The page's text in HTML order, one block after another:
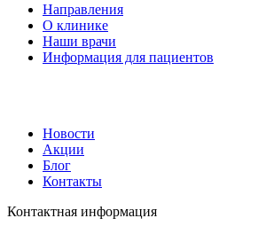
Направления
О клинике
Наши врачи
Информация для пациентов
Новости
Акции
Блог
Контакты
Контактная информация